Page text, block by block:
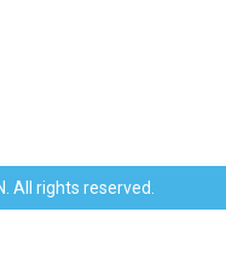
All rights reserved.